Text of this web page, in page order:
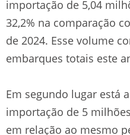
importação de 5,04
32,2% na comparação
de 2024. Esse volume
embarques totais este
Em segundo lugar está
importação de 5
em relação ao mesmo